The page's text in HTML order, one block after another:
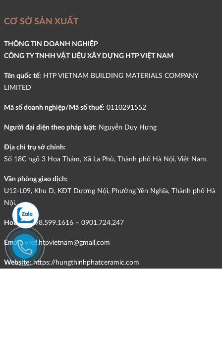
CƠ SỞ SẢN XUẤT
THÔNG TIN DOANH NGHIỆP
CÔNG TY TNHH VẬT LIỆU XÂY DỰNG HTP VIỆT NAM
Tên quốc tế: HTP VIETNAM BUILDING MATERIALS COMPANY
LIMITED
Mã số doanh nghiệp/Mã số thuế: 0110291552
Người đại diện theo pháp luật: Nguyễn Duy Hưng
Địa chỉ trụ sở chính:
Số 18C ngõ 3 Hoa Thám, Xã La Phù, Thành phố Hà Nội, Việt Nam.
Văn phòng giao dịch:
U12-L09, Khu D, KĐT Dương Nội, Phường Yên Nghĩa, Thành phố Hà
Nội.
Hotline:098.599.1616 – 0901.724.247
Email: vlxd.htpvietnam@gmail.com
Website: https://hungthinhphatceramic.com